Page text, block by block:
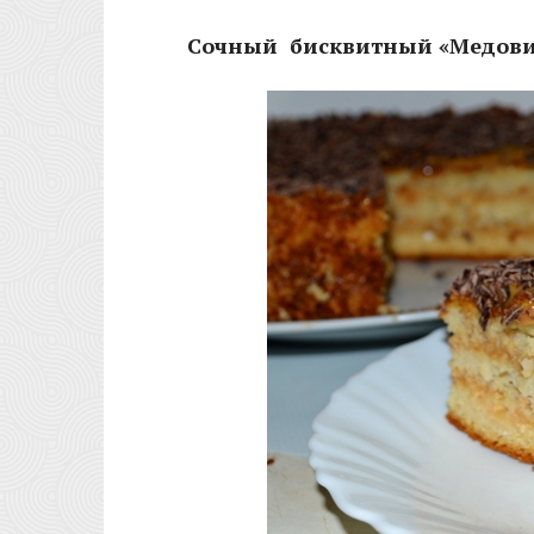
Сочный бисквитный